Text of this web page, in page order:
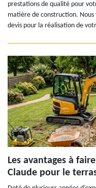
prestations de qualité pour
matière de construction. Nous
devis pour la réalisation de
Les avantages à
Claude pour le